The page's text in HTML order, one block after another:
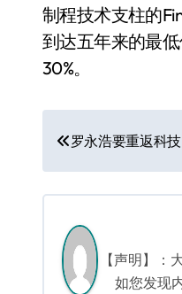
制程技术支柱的
到达五年来的最
30%。
文
章
导
航
罗永浩要重返科
【声明】：
如您发现